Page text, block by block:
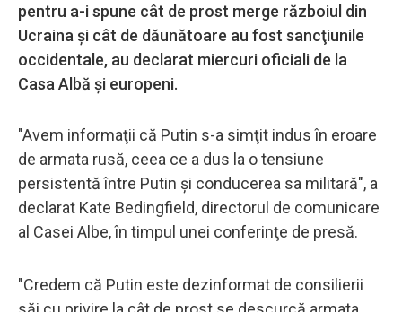
pentru a-i spune cât de prost merge războiul din
Ucraina şi cât de dăunătoare au fost sancţiunile
occidentale, au declarat miercuri oficiali de la
Casa Albă şi europeni.
"Avem informaţii că Putin s-a simţit indus în eroare
de armata rusă, ceea ce a dus la o tensiune
persistentă între Putin şi conducerea sa militară", a
declarat Kate Bedingfield, directorul de comunicare
al Casei Albe, în timpul unei conferinţe de presă.
"Credem că Putin este dezinformat de consilierii